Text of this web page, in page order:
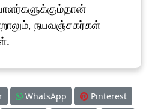
நயவஞ்சகர்கள்
WhatsApp
Pinterest